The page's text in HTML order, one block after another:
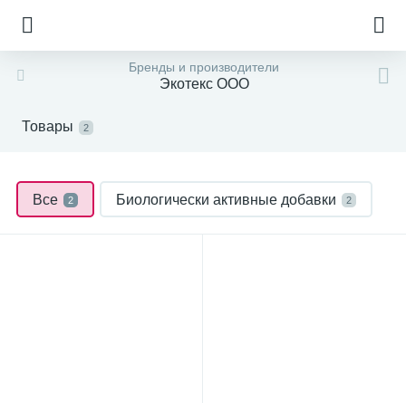
Бренды и производители
Экотекс ООО
Товары 2
Все 2 Биологически активные добавки 2